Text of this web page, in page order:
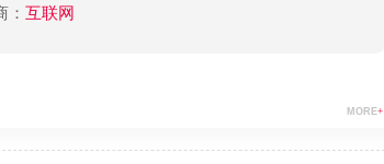
、六级词汇乱序版本、六级考试大纲词汇、六
版》《考研词汇速记手册》。
： 互联网
MORE+